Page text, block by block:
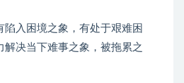
陷入困境之象，有处于艰难困
决当下难事之象，被拖累之